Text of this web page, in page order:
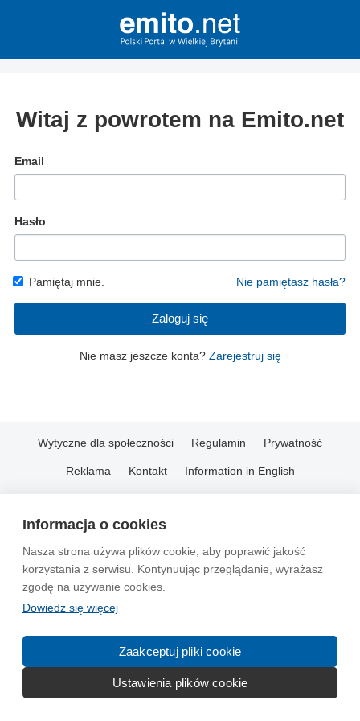
Informacja o cookies
Nasza strona używa plików cookie, aby poprawić jakość
korzystania z serwisu. Kontynuując przeglądanie, wyrażasz
zgodę na używanie cookies.
Dowiedz się więcej
Zaakceptuj pliki cookie
Ustawienia plików cookie
Witaj z powrotem na Emito.net
Email
Hasło
Pamiętaj mnie. Nie pamiętasz hasła?
Zaloguj się
Nie masz jeszcze konta? Zarejestruj się
Wytyczne dla społeczności Regulamin Prywatność
Reklama Kontakt Information in English